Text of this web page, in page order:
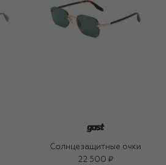
Солнцезащитные очки
22 500 ₽